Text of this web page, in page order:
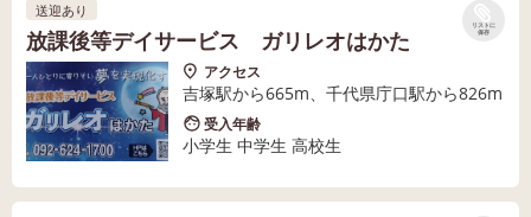
リストに
保存
送迎あり
放課後等デイサービス ガリレオはかた
アクセス
吉塚駅から665m、千代県庁口駅から826m
受入年齢
小学生 中学生 高校生